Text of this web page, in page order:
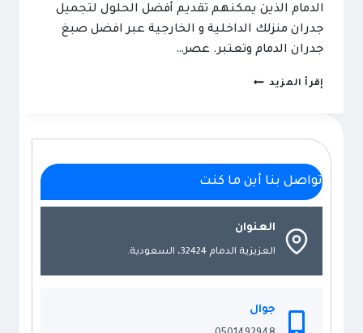
الدمام الذين يمكنهم تقديم أفضل الحلول لتجميل
جدران منزلك الداخلية و الخارجية عبر افضل صبغ
جدران الدمام وتعتبر. عصر…
إقرأ المزيدمعلم
0501492948
الوان
صبغ
جدران
الخبر
صبغ
جدران
تواصل بنا أين ما كنت
العنوان
العزيزية الدمام 32424، السعودية.
جوال